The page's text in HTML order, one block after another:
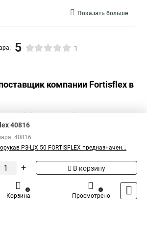
Показать больше
5 1
компании Fortisflex в
40816
40816
РЗ-ЦХ 50 FORTISFLEX предназначен...
+ В корзину
Корзина
0
Просмотрено
1